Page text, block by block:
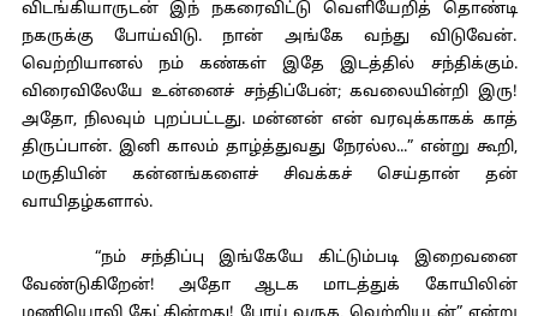
விடங்கியாருடன் இந் நகரைவிட்டு வெளியேறித் தொண்டி
நகருக்கு போய்விடு. நான் அங்கே வந்து விடுவேன்.
வெற்றியானல் நம் கண்கள் இதே இடத்தில் சந்திக்கும்.
விரைவிலேயே உன்னைச் சந்திப்பேன்; கவலையின்றி இரு!
அதோ, நிலவும் புறப்பட்டது. மன்னன் என் வரவுக்காகக் காத்
திருப்பான். இனி காலம் தாழ்த்துவது நேரல்ல...” என்று கூறி,
மருதியின் கன்னங்களைச் சிவக்கச் செய்தான் தன்
வாயிதழ்களால்.
“நம் சந்திப்பு இங்கேயே கிட்டும்படி இறைவனை
வேண்டுகிறேன்! அதோ ஆடக மாடத்துக் கோயிலின்